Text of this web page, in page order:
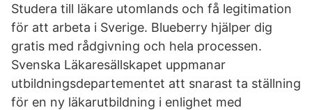
Studera till läkare utomlands och få legitimation
för att arbeta i Sverige. Blueberry hjälper dig
gratis med rådgivning och hela processen.
Svenska Läkaresällskapet uppmanar
utbildningsdepartementet att snarast ta ställning
för en ny läkarutbildning i enlighet med